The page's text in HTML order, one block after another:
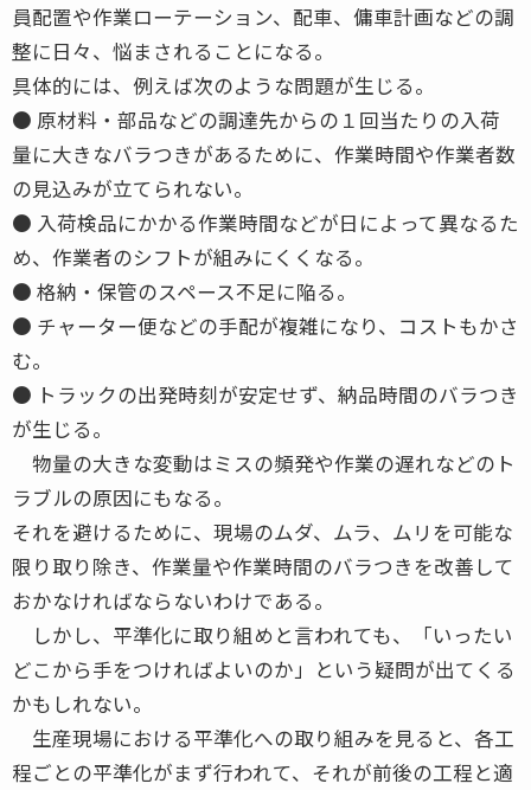
員配置や作業ローテーション、配車、傭車計画などの調
整に日々、悩まされることになる。
具体的には、例えば次のような問題が生じる。
● 原材料・部品などの調達先からの１回当たりの入荷
量に大きなバラつきがあるために、作業時間や作業者数
の見込みが立てられない。
● 入荷検品にかかる作業時間などが日によって異なるた
め、作業者のシフトが組みにくくなる。
● 格納・保管のスペース不足に陥る。
● チャーター便などの手配が複雑になり、コストもかさ
む。
● トラックの出発時刻が安定せず、納品時間のバラつき
が生じる。
物量の大きな変動はミスの頻発や作業の遅れなどのト
ラブルの原因にもなる。
それを避けるために、現場のムダ、ムラ、ムリを可能な
限り取り除き、作業量や作業時間のバラつきを改善して
おかなければならないわけである。
しかし、平準化に取り組めと言われても、「いったい
どこから手をつければよいのか」という疑問が出てくる
かもしれない。
生産現場における平準化への取り組みを見ると、各工
程ごとの平準化がまず行われて、それが前後の工程と適